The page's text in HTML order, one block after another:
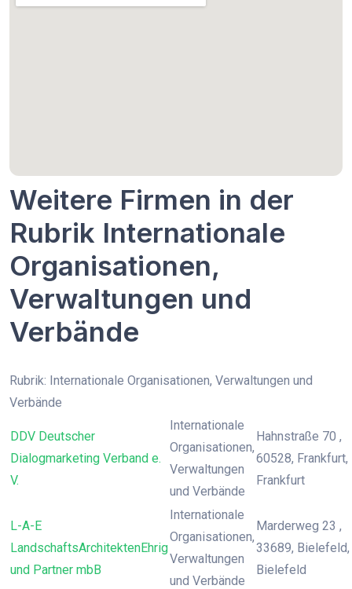
Weitere Firmen in der
Rubrik Internationale
Organisationen,
Verwaltungen und
Verbände
Rubrik: Internationale Organisationen, Verwaltungen und
Verbände
DDV Deutscher
Dialogmarketing Verband e.
V.
Internationale
Organisationen,
Verwaltungen
und Verbände
Hahnstraße 70 ,
60528, Frankfurt,
Frankfurt
L-A-E
LandschaftsArchitektenEhrig
und Partner mbB
Internationale
Organisationen,
Verwaltungen
und Verbände
Marderweg 23 ,
33689, Bielefeld,
Bielefeld